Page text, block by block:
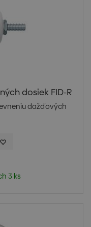
dosiek FID-R
dažďových
3 ks